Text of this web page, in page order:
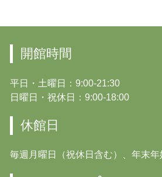
開館時間
平日・土曜日：9:00-21:30
日曜日・祝休日：9:00-18:00
休館日
毎週月曜日（祝休日含む）、年末年